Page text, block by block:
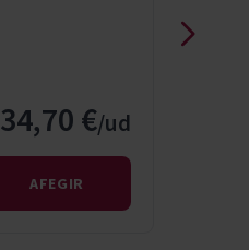
34,70 €
AFEGIR